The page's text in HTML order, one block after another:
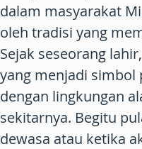
dalam masyarakat
oleh tradisi yang
Sejak seseorang
yang menjadi simbol
dengan lingkungan
sekitarnya. Begitu
dewasa atau ketika